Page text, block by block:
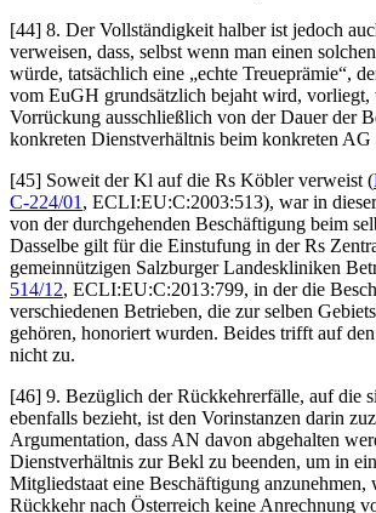
[44] 8. Der Vollständigkeit halber ist jedoch
verweisen, dass, selbst wenn man einen
würde, tatsächlich eine „echte Treueprämie“,
vom EuGH grundsätzlich bejaht wird, vorliegt,
Vorrückung ausschließlich von der Dauer der
konkreten Dienstverhältnis beim konkreten AG
[45] Soweit der Kl auf die Rs Köblerverweist (
C-224/01 , ECLI:EU:C:2003:513), war in
von der durchgehenden Beschäftigung beim
Dasselbe gilt für die Einstufung in der Rs
gemeinnützigen Salzburger Landeskliniken
514/12, ECLI:EU:C:2013:799, in der die
verschiedenen Betrieben, die zur selben
gehören, honoriert wurden. Beides trifft auf
nicht zu.
[46] 9. Bezüglich der Rückkehrerfälle, auf die
ebenfalls bezieht, ist den Vorinstanzen darin
Argumentation, dass AN davon abgehalten
Dienstverhältnis zur Bekl zu beenden, um in
Mitgliedstaat eine Beschäftigung anzunehmen,
Rückkehr nach Österreich keine Anrechnung